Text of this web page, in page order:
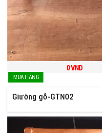
0VND
Giường gỗ-GTN02